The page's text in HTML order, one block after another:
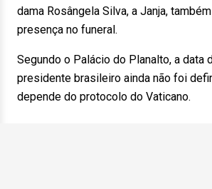
dama Rosângela Silva, a Janja,
presença no funeral.
Segundo o Palácio do Planalto, a data
presidente brasileiro ainda não foi
depende do protocolo do Vaticano.